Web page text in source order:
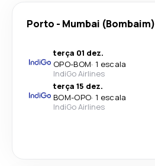
Porto - Mumbai (Bombaim)
terça 01 dez.
OPO-BOM· 1 escala
IndiGo Airlines
terça 15 dez.
BOM-OPO· 1 escala
IndiGo Airlines